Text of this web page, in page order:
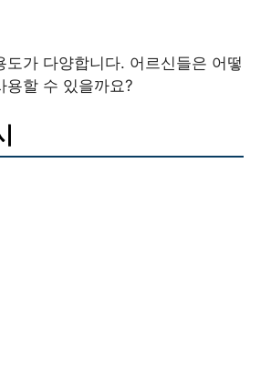
도가 다양합니다. 어르신들은 어떻
용할 수 있을까요?